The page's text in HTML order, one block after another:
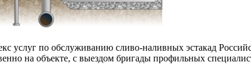
услуг по обслуживанию сливо-наливных эстакад
на объекте, с выездом бригады профильных